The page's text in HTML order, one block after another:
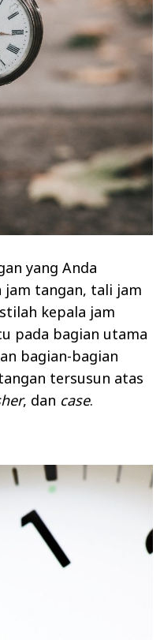
yang Anda
tangan, tali jam
kepala jam
pada bagian utama
bagian-bagian
tersusun atas
, dan case.